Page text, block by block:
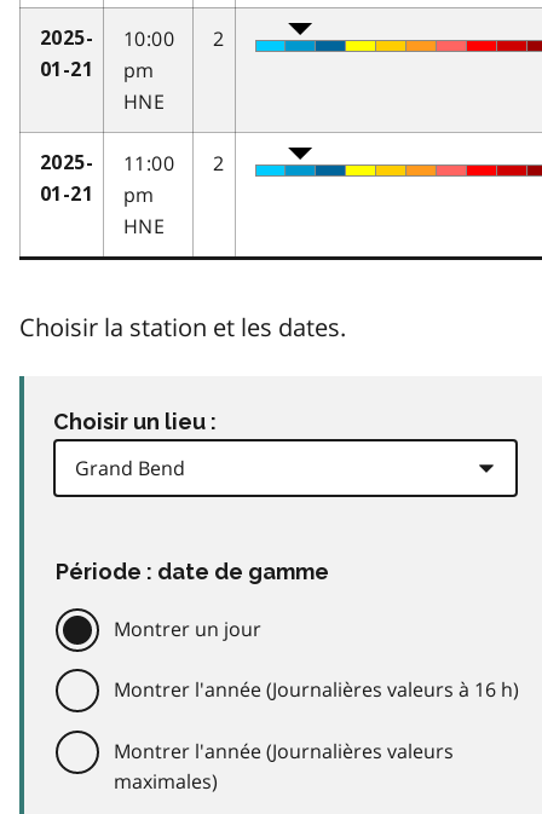
2025-
01-21
10:00
pm
HNE
2
2025-
01-21
11:00
pm
HNE
2
Choisir la station et les dates.
Choisir un lieu :
Période : date de gamme
Montrer un jour
Montrer l'année (Journalières valeurs à 16 h)
Montrer l'année (Journalières valeurs
maximales)